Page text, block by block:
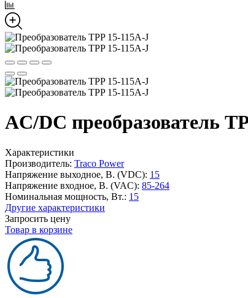
AC/DC преобразователь
Характеристики
Производитель: Traco Power
Напряжение выходное, В. (VDC): 15
Напряжение входное, В. (VAC): 85-264
Номинальная мощность, Вт.: 15
Другие характеристики
Запросить цену
Товар в корзине